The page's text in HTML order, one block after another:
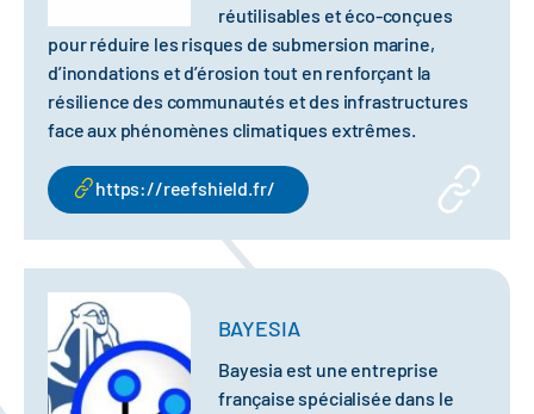
réutilisables et éco-conçues
pour réduire les risques de submersion marine,
d’inondations et d’érosion tout en renforçant la
résilience des communautés et des infrastructures
face aux phénomènes climatiques extrêmes.
https://reefshield.fr/
BAYESIA
Bayesia est une entreprise
française spécialisée dans le